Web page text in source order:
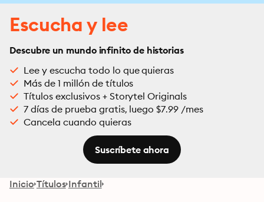
Escucha y lee
Descubre un mundo infinito de historias
Lee y escucha todo lo que quieras
Más de 1 millón de títulos
Títulos exclusivos + Storytel Originals
7 días de prueba gratis, luego $7.99 /mes
Cancela cuando quieras
Suscríbete ahora
Inicio Títulos Infantil